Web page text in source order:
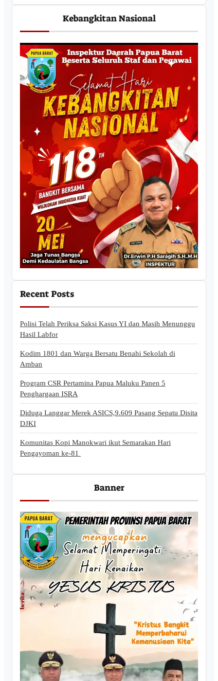
Kebangkitan Nasional
Recent Posts
Polisi Telah Periksa Saksi Kasus YI dan Masih Menunggu
Hasil Labfor
Kodim 1801 dan Warga Bersatu Benahi Sekolah di
Amban
Program CSR Pertamina Papua Maluku Panen 5
Penghargaan ISRA
Diduga Langgar Merek ASICS,9.609 Pasang Sepatu Disita
DJKI
Komunitas Kopi Manokwari ikut Semarakan Hari
Pengayoman ke-81
Banner